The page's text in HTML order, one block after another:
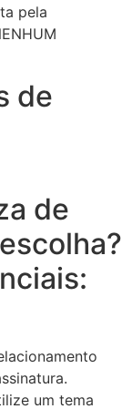
pela
de
de
um tema